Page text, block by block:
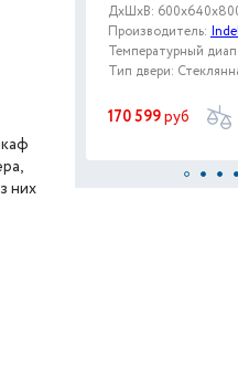
них
ДxШxВ:
Производитель:
Температурный
Тип двери:
170 599руб